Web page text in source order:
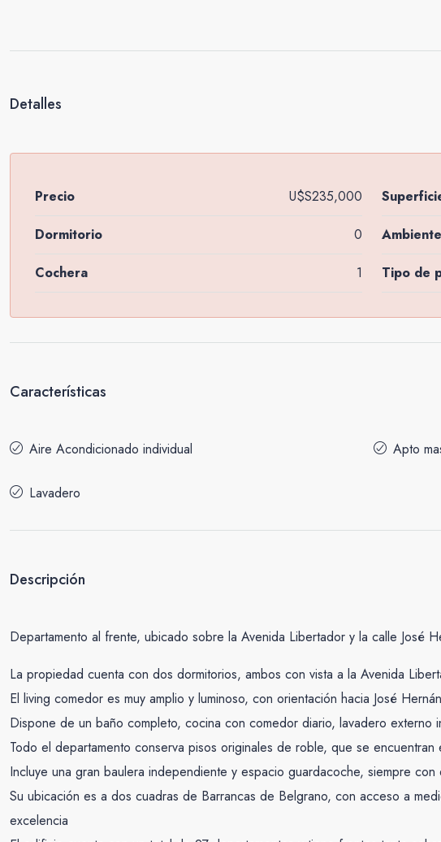
Detalles
Precio U$S235,000
Dormitorio 0
Cochera 1 Tipo de
Características
Aire Acondicionado individual Apto
Lavadero
Descripción
Departamento al frente, ubicado sobre la Avenida Libertador y la calle José
La propiedad cuenta con dos dormitorios, ambos con vista a la Avenida
El living comedor es muy amplio y luminoso, con orientación hacia José
Dispone de un baño completo, cocina con comedor diario, lavadero externo
Todo el departamento conserva pisos originales de roble, que se
Incluye una gran baulera independiente y espacio guardacoche, siempre con
Su ubicación es a dos cuadras de Barrancas de Belgrano, con acceso a
excelencia